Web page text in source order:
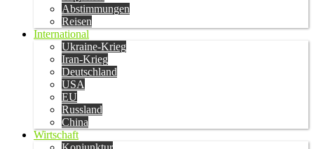
Abstimmungen
Reisen
International
Ukraine-Krieg
Iran-Krieg
Deutschland
USA
EU
Russland
China
Wirtschaft